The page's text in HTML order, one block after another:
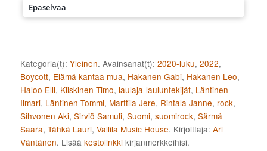
Epäselvää
Kategoria(t):Yleinen. Avainsanat(t):2020-luku,2022,
Boycott, Elämä kantaa mua, Hakanen Gabi, Hakanen Leo,
Haloo Elli, Kiiskinen Timo, laulaja-lauluntekijät, Läntinen
Ilmari, Läntinen Tommi, Marttila Jere, Rintala Janne, rock,
Sihvonen Aki,Sirviö Samuli,Suomi,suomirock,Särmä
Saara,Tähkä Lauri,Vallila Music House. Kirjoittaja:Ari
Väntänen. Lisääkestolinkki kirjanmerkkeihisi.